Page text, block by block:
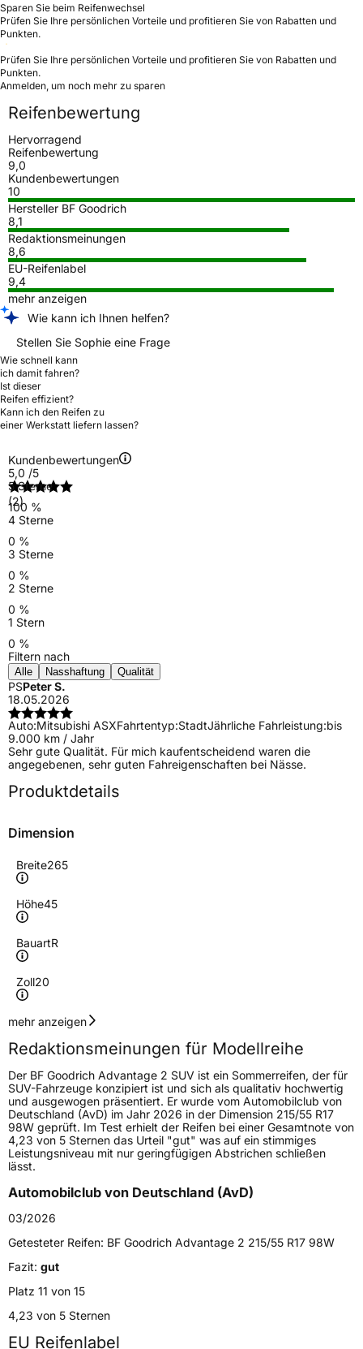
Sparen Sie beim Reifenwechsel
Prüfen Sie Ihre persönlichen Vorteile und profitieren Sie von Rabatten und
Punkten.
Prüfen Sie Ihre persönlichen Vorteile und profitieren Sie von Rabatten und
Punkten.
Anmelden, um noch mehr zu sparen
Reifenbewertung
Hervorragend
Reifenbewertung
9,0
Kundenbewertungen
10
Hersteller BF Goodrich
8,1
Redaktionsmeinungen
8,6
EU-Reifenlabel
9,4
mehr anzeigen
Wie kann ich Ihnen helfen?
Stellen Sie Sophie eine Frage
Wie schnell kann
ich damit fahren?
Ist dieser
Reifen effizient?
Kann ich den Reifen zu
einer Werkstatt liefern lassen?
Kundenbewertungen
5,0 /5
(2)
5 Sterne
100 %
4 Sterne
0 %
3 Sterne
0 %
2 Sterne
0 %
1 Stern
0 %
Filtern nach
Alle Nasshaftung Qualität
PSPeter S.
18.05.2026
Auto:Mitsubishi ASXFahrtentyp:StadtJährliche Fahrleistung:bis
9.000 km / Jahr
Sehr gute Qualität. Für mich kaufentscheidend waren die
angegebenen, sehr guten Fahreigenschaften bei Nässe.
Produktdetails
Dimension
Breite265
Höhe45
BauartR
Zoll20
Geschwindigkeitsindex
Höchstgeschwindigkeit
300 km/h
Lastindex108
Höchstlast1000 kg
Generelle Merkmale
FahrzeugtypSUV
Verwendung
ModellnameAdvantage 2 SUV
Fahrzeugart
Weitere Eigenschaften
Schlauchtyp TL
mehr anzeigen
Redaktionsmeinungen für Modellreihe
Der BF Goodrich Advantage 2 SUV ist ein Sommerreifen, der für
SUV-Fahrzeuge konzipiert ist und sich als qualitativ hochwertig
und ausgewogen präsentiert. Er wurde vom Automobilclub von
Deutschland (AvD) im Jahr 2026 in der Dimension 215/55 R17
98W geprüft. Im Test erhielt der Reifen bei einer Gesamtnote von
4,23 von 5 Sternen das Urteil "gut" was auf ein stimmiges
Leistungsniveau mit nur geringfügigen Abstrichen schließen
lässt.
Automobilclub von Deutschland (AvD)
03/2026
Getesteter Reifen: BF Goodrich Advantage 2 215/55 R17 98W
Fazit: gut
Platz 11 von 15
4,23 von 5 Sternen
EU Reifenlabel